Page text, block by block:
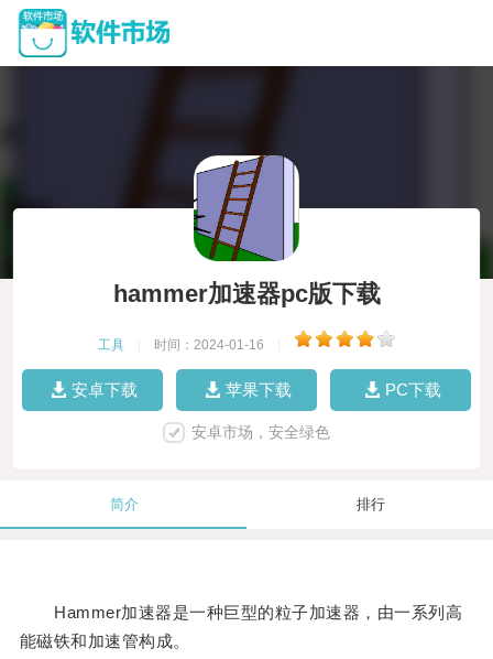
hammer加速器pc版下载
工具 时间：2024-01-16
安卓下载 苹果下载 PC下载
安卓市场，安全绿色
简介 排行
Hammer加速器是一种巨型的粒子加速器，由一系列高
能磁铁和加速管构成。